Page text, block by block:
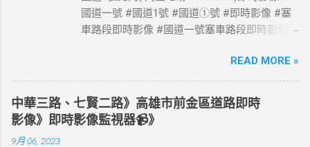
國道一號 #國道1號 #國道①號 #即時影像 #塞
車路段即時影像 #國道一號塞車路段即時影像 #
#國道1號塞車路段 #Taiwan #Live #freeway #
高速公路即時影像 #高速公路 即時了解路況，
以免塞車。 影像資料來源：交通部高速公路局
政府網站資料開放宣告
https://www.freeway.gov.tw/Publish.aspx?
READ MORE »
中華三路、七賢二路》高雄市前金區道路即時
影像》即時影像監視器📹》
9月 06, 2023